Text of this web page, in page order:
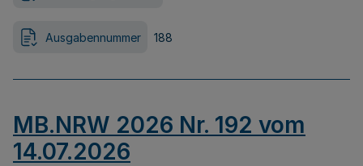
Ausgabennummer 188
MB.NRW 2026 Nr. 192 vom
14.07.2026